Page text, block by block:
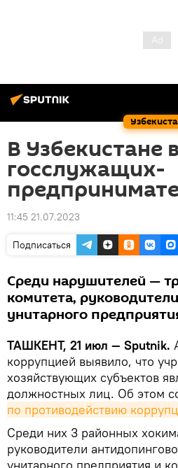
В Узбекистане
госслужащих-
11:45 21.07.2023
Подписаться
Среди нарушителей —
комитета,
унитарного
ТАШКЕНТ, 21 июл — Sputnik.
коррупцией выявило, что
хозяйствующих субъектов
должностных лиц. Об этом
по противодействию
Среди них 3 районных
руководители